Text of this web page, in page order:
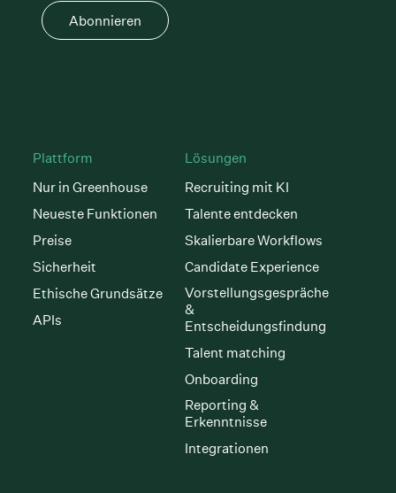
Plattform
Nur in Greenhouse
Neueste Funktionen
Preise
Sicherheit
Ethische Grundsätze
APIs
Lösungen
Recruiting mit KI
Talente entdecken
Skalierbare Workflows
Candidate Experience
Vorstellungsgespräche
&
Entscheidungsfindung
Talent matching
Onboarding
Reporting &
Erkenntnisse
Integrationen
Abonnieren